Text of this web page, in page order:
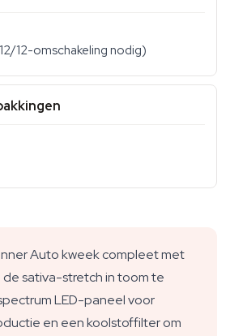
12-omschakeling nodig)
Auto kweek compleet met
sativa-stretch in toom te
LED-paneel voor
en een koolstoffilter om